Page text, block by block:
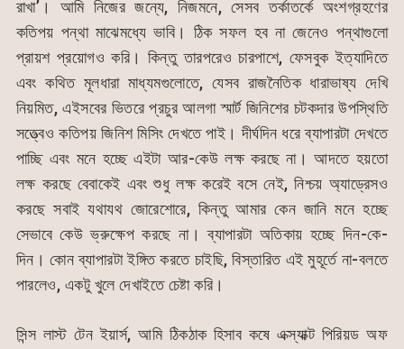
রাখা’। আমি নিজের জন্যে, নিজমনে, সেসব তর্কাতর্কে অংশগ্রহণের
কতিপয় পন্থা মাঝেমধ্যে ভাবি। ঠিক সফল হব না জেনেও পন্থাগুলো
প্রায়শ প্রয়োগও করি। কিন্তু তারপরেও চারপাশে, ফেসবুক ইত্যাদিতে
এবং কথিত মূলধারা মাধ্যমগুলোতে, যেসব রাজনৈতিক ধারাভাষ্য দেখি
নিয়মিত, এইসবের ভিতরে প্রচুর আলগা স্মার্ট জিনিশের চটকদার উপস্থিতি
সত্ত্বেও কতিপয় জিনিশ মিসিং দেখতে পাই। দীর্ঘদিন ধরে ব্যাপারটা দেখতে
পাচ্ছি এবং মনে হচ্ছে এইটা আর-কেউ লক্ষ করছে না। আদতে হয়তো
লক্ষ করছে বেবাকেই এবং শুধু লক্ষ করেই বসে নেই, নিশ্চয় অ্যাড্রেসও
করছে সবাই যথাযথ জোরেশোরে, কিন্তু আমার কেন জানি মনে হচ্ছে
সেভাবে কেউ ভ্রুক্ষেপ করছে না। ব্যাপারটা অতিকায় হচ্ছে দিন-কে-
দিন। কোন ব্যাপারটা ইঙ্গিত করতে চাইছি, বিস্তারিত এই মুহূর্তে না-বলতে
পারলেও, একটু খুলে দেখাইতে চেষ্টা করি।
সিন্স লাস্ট টেন ইয়ার্স, আমি ঠিকঠাক হিসাব কষে এক্স্যাক্ট পিরিয়ড অফ